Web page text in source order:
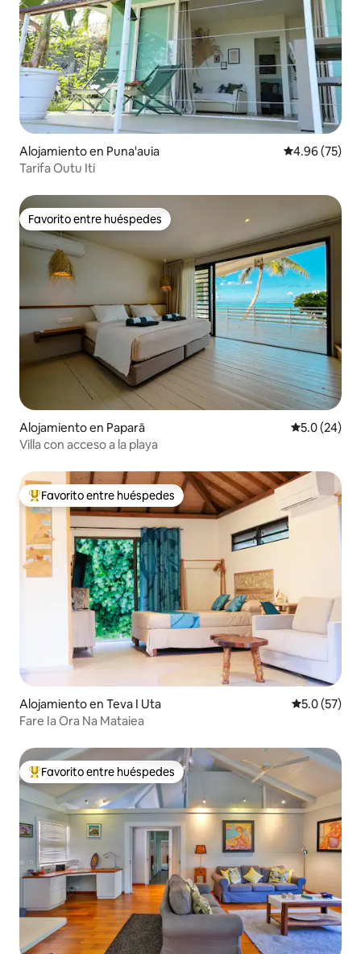
Alojamiento en Puna'auia Calificación
4.96 (75)
Tarifa Outu Iti
Favorito entre huéspedes
Favorito entre huéspedes
Alojamiento en Paparā Calificación
5.0 (24)
Villa con acceso a la playa
Favorito entre huéspedes preferido
Favorito entre huéspedes
Alojamiento en Teva I Uta Calificación
5.0 (57)
Fare Ia Ora Na Mataiea
Favorito entre huéspedes preferido
Favorito entre huéspedes